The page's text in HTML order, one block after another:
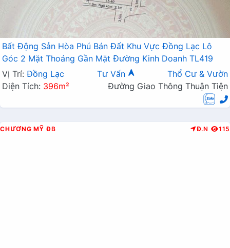
Bất Động Sản Hòa Phú Bán Đất Khu Vực Đồng Lạc Lô
Góc 2 Mặt Thoáng Gần Mặt Đường Kinh Doanh TL419
Vị Trí: Đồng Lạc Tư Vấn
Thổ Cư & Vườn
Diện Tích: 396m² Đường Giao Thông Thuận Tiện
CHƯƠNG MỸ ĐB Đ.N 115